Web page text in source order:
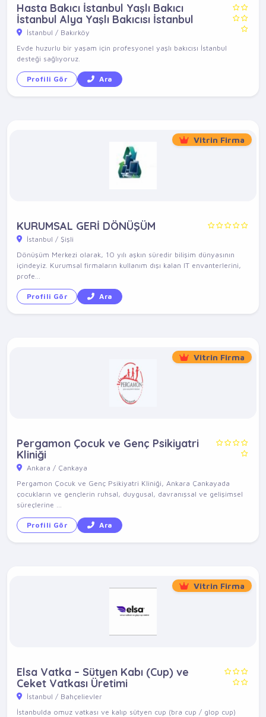
Hasta Bakıcı İstanbul Yaşlı Bakıcı
İstanbul Alya Yaşlı Bakıcısı İstanbul
İstanbul / Bakırköy
Evde huzurlu bir yaşam için profesyonel yaşlı bakıcısı İstanbul
desteği sağlıyoruz.
Profili Gör Ara
Vitrin Firma
KURUMSAL GERİ DÖNÜŞÜM
İstanbul / Şişli
Dönüşüm Merkezi olarak, 10 yılı aşkın süredir bilişim dünyasının
içindeyiz. Kurumsal firmaların kullanım dışı kalan IT envanterlerini,
profe...
Profili Gör Ara
Vitrin Firma
Pergamon Çocuk ve Genç Psikiyatri
Kliniği
Ankara / Çankaya
Pergamon Çocuk ve Genç Psikiyatri Kliniği, Ankara Çankayada
çocukların ve gençlerin ruhsal, duygusal, davranışsal ve gelişimsel
süreçlerine ...
Profili Gör Ara
Vitrin Firma
Elsa Vatka – Sütyen Kabı (Cup) ve
Ceket Vatkası Üretimi
İstanbul / Bahçelievler
İstanbulda omuz vatkası ve kalıp sütyen cup (bra cup / glop cup)